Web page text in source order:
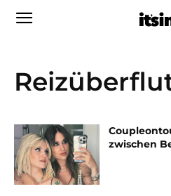
zwischen